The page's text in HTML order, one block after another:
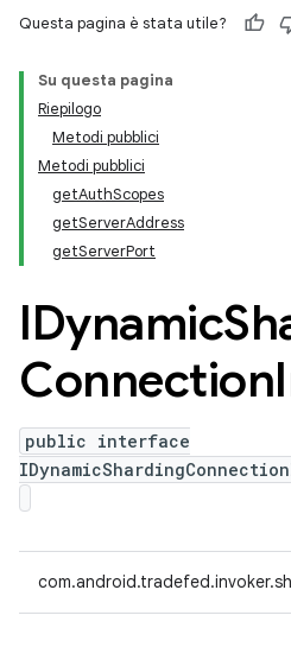
Questa pagina è stata utile?
Su questa pagina
Riepilogo
Metodi pubblici
Metodi pubblici
getAuthScopes
getServerAddress
getServerPort
IDynamic
Connection
public interface